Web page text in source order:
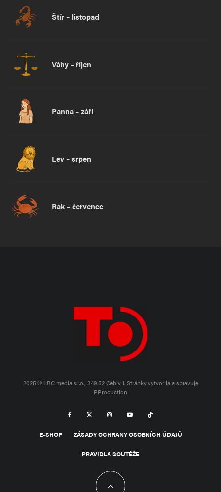
Štír – listopad
Váhy – říjen
Panna – září
Lev – srpen
Rak – červenec
2025 © LRC media s.r.o., 349 52 Cebiv 1.Stránky vytvořila a spravuje
PProduction
E-SHOP ZÁSADY OCHRANY OSOBNÍCH ÚDAJŮ
PRAVIDLA SOUTĚŽE